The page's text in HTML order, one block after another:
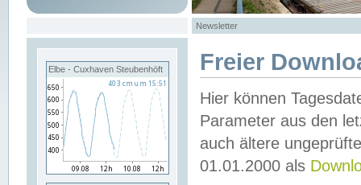
Newsletter
Elbe - Cuxhaven Steubenhöft Freier
Hier können
Parameter aus den
auch ältere
01.01.2000 als